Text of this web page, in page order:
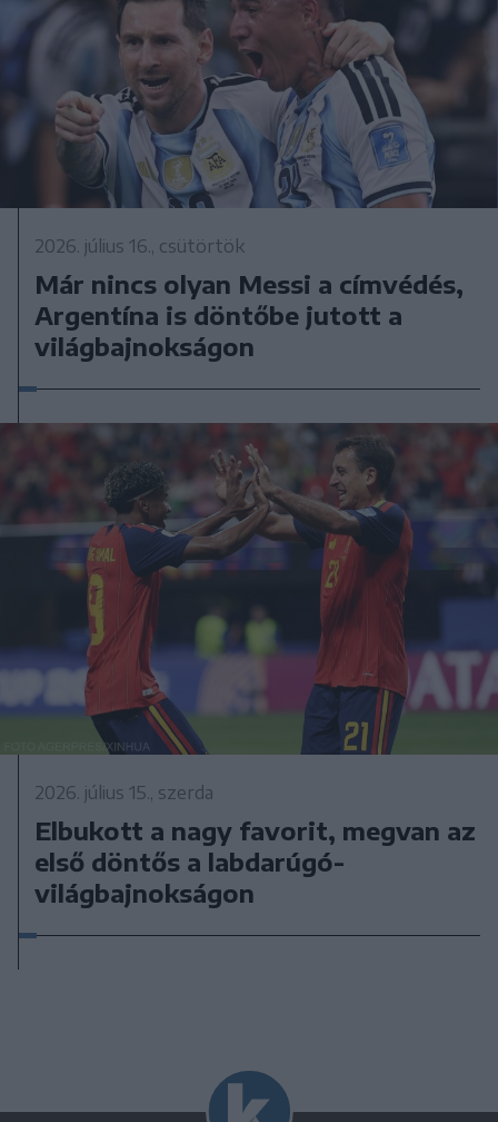
2026. július 16., csütörtök
Már nincs olyan Messi a címvédés,
Argentína is döntőbe jutott a
világbajnokságon
2026. július 15., szerda
Elbukott a nagy favorit, megvan az
első döntős a labdarúgó-
világbajnokságon